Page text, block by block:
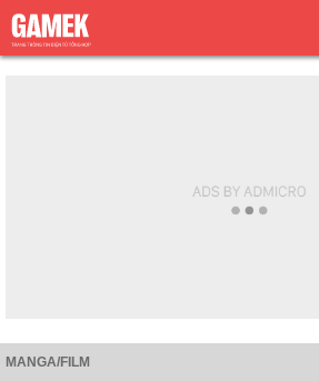
MANGA/FILM